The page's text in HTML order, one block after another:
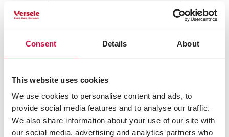
Consent Details About
This website uses cookies
We use cookies to personalise content and ads, to
provide social media features and to analyse our traffic.
We also share information about your use of our site with
our social media, advertising and analytics partners who
1100 toegewijde
dagelijks 25 miljoen
van de beste voeding en